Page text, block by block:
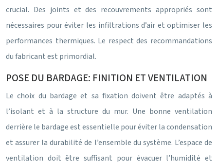
crucial. Des joints et des recouvrements appropriés sont
nécessaires pour éviter les infiltrations d’air et optimiser les
performances thermiques. Le respect des recommandations
du fabricant est primordial.
POSE DU BARDAGE: FINITION ET VENTILATION
Le choix du bardage et sa fixation doivent être adaptés à
l’isolant et à la structure du mur. Une bonne ventilation
derrière le bardage est essentielle pour éviter la condensation
et assurer la durabilité de l’ensemble du système. L’espace de
ventilation doit être suffisant pour évacuer l’humidité et